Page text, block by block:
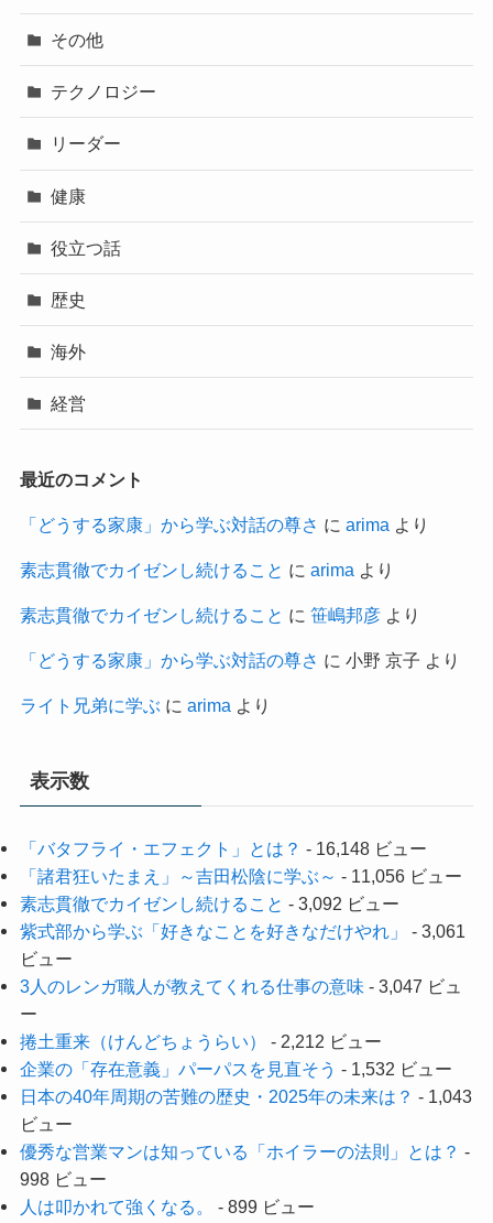
その他
テクノロジー
リーダー
健康
役立つ話
歴史
海外
経営
最近のコメント
「どうする家康」から学ぶ対話の尊さ に arima より
素志貫徹でカイゼンし続けること に arima より
素志貫徹でカイゼンし続けること に 笹嶋邦彦より
「どうする家康」から学ぶ対話の尊さ に 小野 京子 より
ライト兄弟に学ぶ に arima より
表示数
「バタフライ・エフェクト」とは？ - 16,148 ビュー
「諸君狂いたまえ」～吉田松陰に学ぶ～ - 11,056 ビュー
素志貫徹でカイゼンし続けること - 3,092 ビュー
紫式部から学ぶ「好きなことを好きなだけやれ」
- 3,061
ビュー
3人のレンガ職人が教えてくれる仕事の意味 - 3,047 ビュ
ー
捲土重来（けんどちょうらい）
- 2,212 ビュー
企業の「存在意義」パーパスを見直そう - 1,532 ビュー
日本の40年周期の苦難の歴史・2025年の未来は？ - 1,043
ビュー
優秀な営業マンは知っている「ホイラーの法則」とは？ -
998 ビュー
人は叩かれて強くなる。
- 899 ビュー